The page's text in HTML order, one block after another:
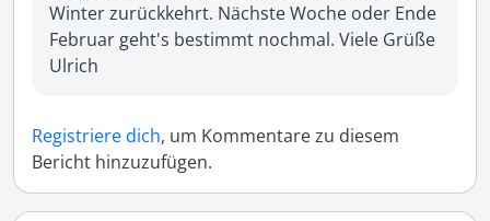
Winter zurückkehrt. Nächste Woche oder Ende
Februar geht's bestimmt nochmal. Viele Grüße
Ulrich
Registriere dich, um Kommentare zu diesem
Bericht hinzuzufügen.